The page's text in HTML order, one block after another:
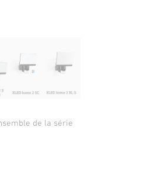
de la série